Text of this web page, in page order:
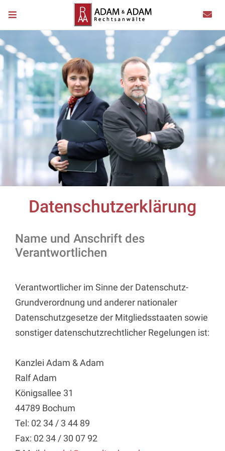
Datenschutzerklärung
Name und Anschrift des
Verantwortlichen
Verantwortlicher im Sinne der Datenschutz-
Grundverordnung und anderer nationaler
Datenschutzgesetze der Mitgliedsstaaten sowie
sonstiger datenschutzrechtlicher Regelungen ist:
Kanzlei Adam & Adam
Ralf Adam
Königsallee 31
44789 Bochum
Tel: 02 34 / 3 44 89
Fax: 02 34 / 30 07 92